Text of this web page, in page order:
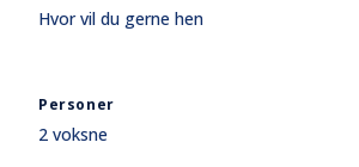
Hvor vil du gerne hen
Personer
2 voksne